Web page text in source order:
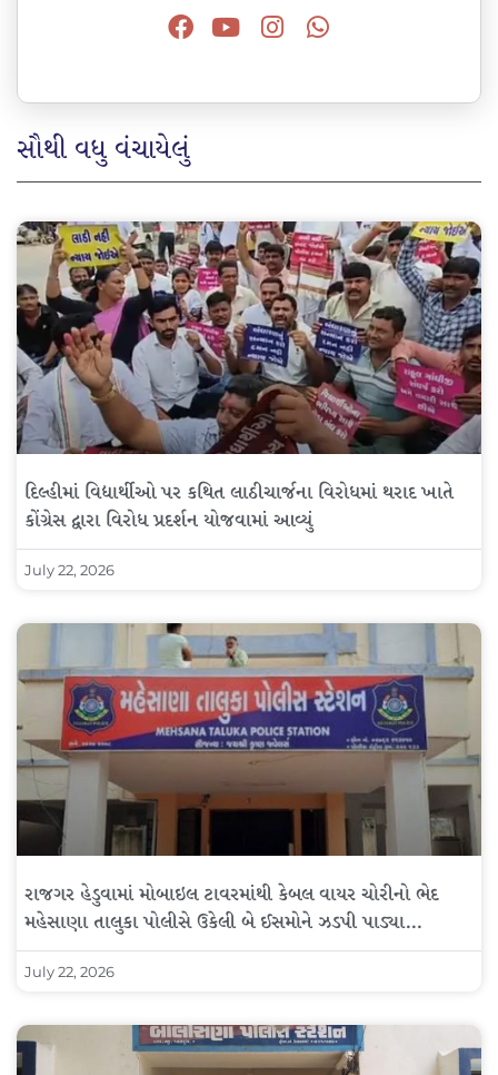
સૌથી વધુ વંચાયેલું
દિલ્હીમાં વિદ્યાર્થીઓ પર કથિત લાઠીચાર્જના વિરોધમાં થરાદ ખાતે
કોંગ્રેસ દ્વારા વિરોધ પ્રદર્શન યોજવામાં આવ્યું
July 22, 2026
રાજગર હેડુવામાં મોબાઇલ ટાવરમાંથી કેબલ વાયર ચોરીનો ભેદ
મહેસાણા તાલુકા પોલીસે ઉકેલી બે ઈસમોને ઝડપી પાડ્યા…
July 22, 2026